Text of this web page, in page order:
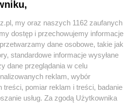
PRYWATNOŚCI HOSTING
RSS FACEBOOK KONTAKT
my oraz naszych 1162 zaufanych
dostęp i przechowujemy informacje
dane osobowe, takie jak
standardowe informacje wysyłane
dane przeglądania w celu
reklam, wybór
treści, pomiar reklam i treści, badanie
usług. Za zgodą Użytkownika